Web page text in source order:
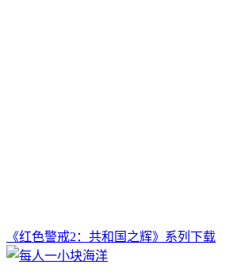
《红色警戒2：共和国之辉》系列下载